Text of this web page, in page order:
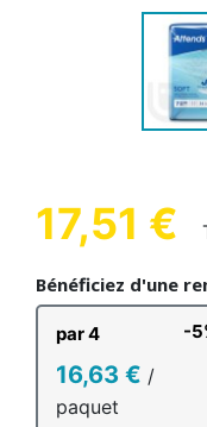
17,51 €
Bénéficiez d'une
par 4 -
16,63 € /
paquet